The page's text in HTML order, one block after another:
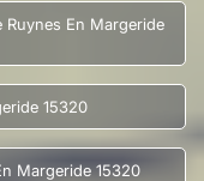
En Margeride
15320
Margeride 15320